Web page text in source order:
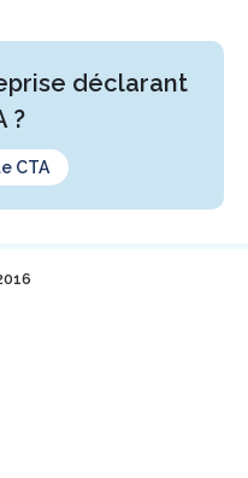
déclarant
?
CTA